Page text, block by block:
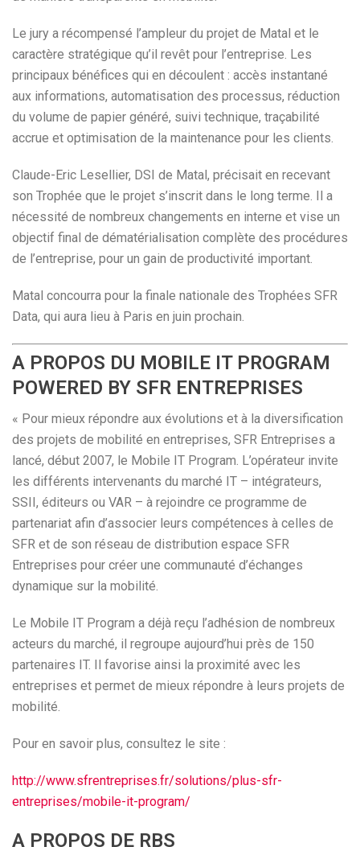
Le jury a récompensé l’ampleur du projet de Matal et le
caractère stratégique qu’il revêt pour l’entreprise. Les
principaux bénéfices qui en découlent : accès instantané
aux informations, automatisation des processus, réduction
du volume de papier généré, suivi technique, traçabilité
accrue et optimisation de la maintenance pour les clients.
Claude-Eric Lesellier, DSI de Matal, précisait en recevant
son Trophée que le projet s’inscrit dans le long terme. Il a
nécessité de nombreux changements en interne et vise un
objectif final de dématérialisation complète des procédures
de l’entreprise, pour un gain de productivité important.
Matal concourra pour la finale nationale des Trophées SFR
Data, qui aura lieu à Paris en juin prochain.
A PROPOS DU MOBILE IT PROGRAM
POWERED BY SFR ENTREPRISES
« Pour mieux répondre aux évolutions et à la diversification
des projets de mobilité en entreprises, SFR Entreprises a
lancé, début 2007, le Mobile IT Program. L’opérateur invite
les différents intervenants du marché IT – intégrateurs,
SSII, éditeurs ou VAR – à rejoindre ce programme de
partenariat afin d’associer leurs compétences à celles de
SFR et de son réseau de distribution espace SFR
Entreprises pour créer une communauté d’échanges
dynamique sur la mobilité.
Le Mobile IT Program a déjà reçu l’adhésion de nombreux
acteurs du marché, il regroupe aujourd’hui près de 150
partenaires IT. Il favorise ainsi la proximité avec les
entreprises et permet de mieux répondre à leurs projets de
mobilité.
Pour en savoir plus, consultez le site :
http://www.sfrentreprises.fr/solutions/plus-sfr-
entreprises/mobile-it-program/
A PROPOS DE RBS